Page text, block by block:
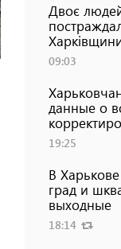
Двоє
09:03
данные о
19:25
В
град и
выходные
18:14